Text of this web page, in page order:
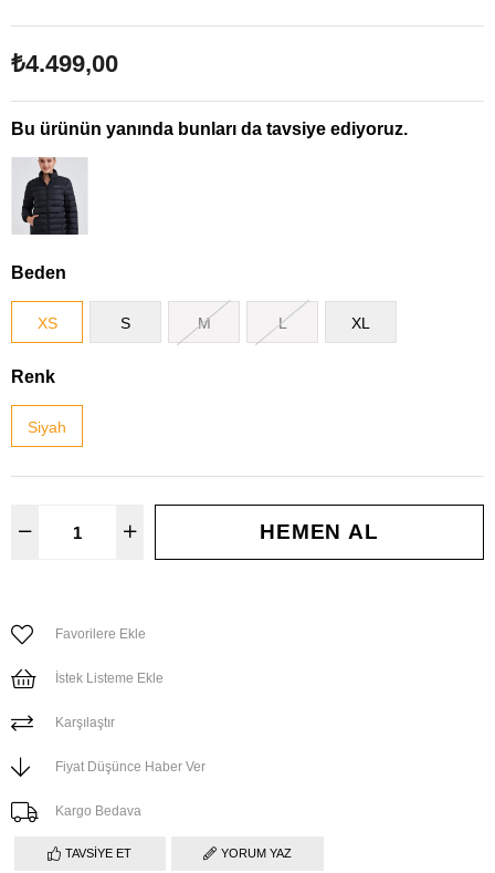
₺4.499,00
Bu ürünün yanında bunları da tavsiye ediyoruz.
Beden
XS S M L XL
Renk
Siyah
Favorilere Ekle
İstek Listeme Ekle
Karşılaştır
Fiyat Düşünce Haber Ver
Kargo Bedava
TAVSIYE ET YORUM YAZ